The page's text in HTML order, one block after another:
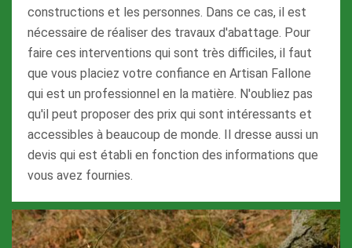
constructions et les personnes. Dans ce cas, il est
nécessaire de réaliser des travaux d'abattage. Pour
faire ces interventions qui sont très difficiles, il faut
que vous placiez votre confiance en Artisan Fallone
qui est un professionnel en la matière. N'oubliez pas
qu'il peut proposer des prix qui sont intéressants et
accessibles à beaucoup de monde. Il dresse aussi un
devis qui est établi en fonction des informations que
vous avez fournies.